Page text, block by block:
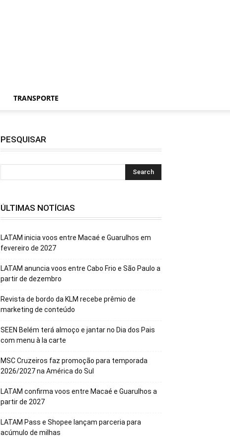
TRANSPORTE
PESQUISAR
ÚLTIMAS NOTÍCIAS
LATAM inicia voos entre Macaé e Guarulhos em
fevereiro de 2027
LATAM anuncia voos entre Cabo Frio e São Paulo a
partir de dezembro
Revista de bordo da KLM recebe prêmio de
marketing de conteúdo
SEEN Belém terá almoço e jantar no Dia dos Pais
com menu à la carte
MSC Cruzeiros faz promoção para temporada
2026/2027 na América do Sul
LATAM confirma voos entre Macaé e Guarulhos a
partir de 2027
LATAM Pass e Shopee lançam parceria para
acúmulo de milhas